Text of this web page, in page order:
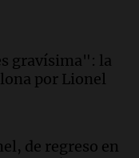
un muerto
autos desde
noche a
gravísima": la
por Lionel
de regreso en